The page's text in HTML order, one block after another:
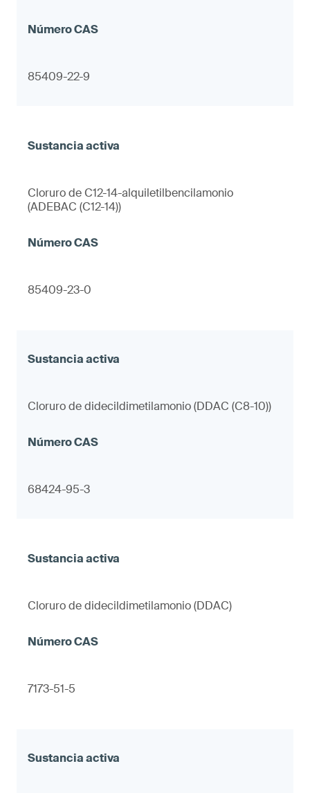
85409-22-9
Cloruro de C12-14-alquiletilbencilamonio
(ADEBAC (C12-14))
85409-23-0
Cloruro de didecildimetilamonio (DDAC (C8-10))
68424-95-3
Cloruro de didecildimetilamonio (DDAC)
7173-51-5